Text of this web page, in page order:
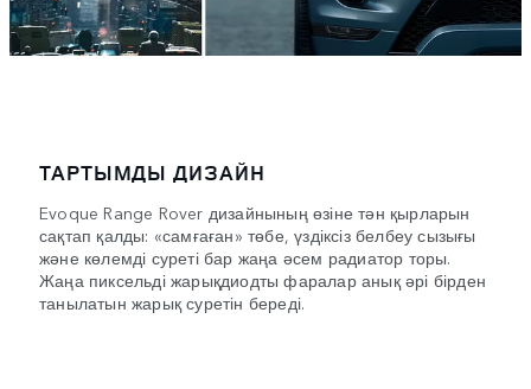
ТАРТЫМДЫ ДИЗАЙН
Evoque Range Rover дизайнының өзіне тән қырларын
сақтап қалды: «самғаған» төбе, үздіксіз белбеу сызығы
және көлемді суреті бар жаңа әсем радиатор торы.
Жаңа пиксельді жарықдиодты фаралар анық әрі бірден
танылатын жарық суретін береді.